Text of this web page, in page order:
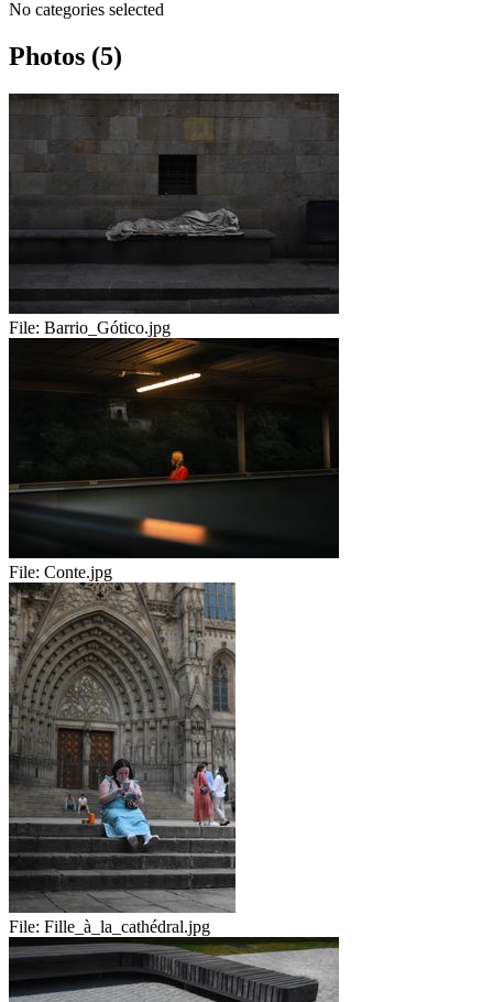
No categories selected
Photos (5)
File: Barrio_Gótico.jpg
File: Conte.jpg
File: Fille_à_la_cathédral.jpg